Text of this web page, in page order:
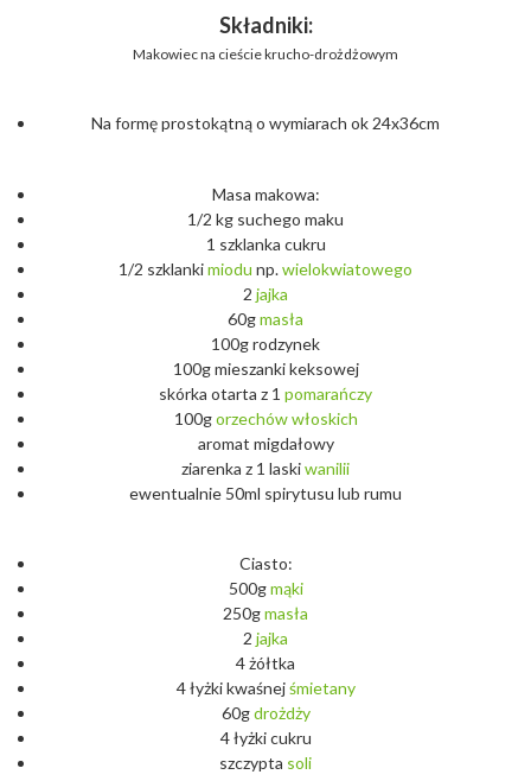
Składniki:
Makowiec na cieście krucho-drożdżowym
Na formę prostokątną o wymiarach ok 24x36cm
Masa makowa:
1/2 kg suchego maku
1 szklanka cukru
1/2 szklankimiodu np.wielokwiatowego
2 jajka
60gmasła
100g rodzynek
100g mieszanki keksowej
skórka otarta z 1 pomarańczy
100gorzechów włoskich
aromat migdałowy
ziarenka z 1 laskiwanilii
ewentualnie 50ml spirytusu lub rumu
Ciasto:
500gmąki
250gmasła
2 jajka
4 żółtka
4 łyżki kwaśnejśmietany
60gdrożdży
4 łyżki cukru
szczypta soli